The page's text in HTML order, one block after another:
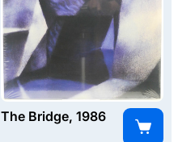
The Bridge, 1986